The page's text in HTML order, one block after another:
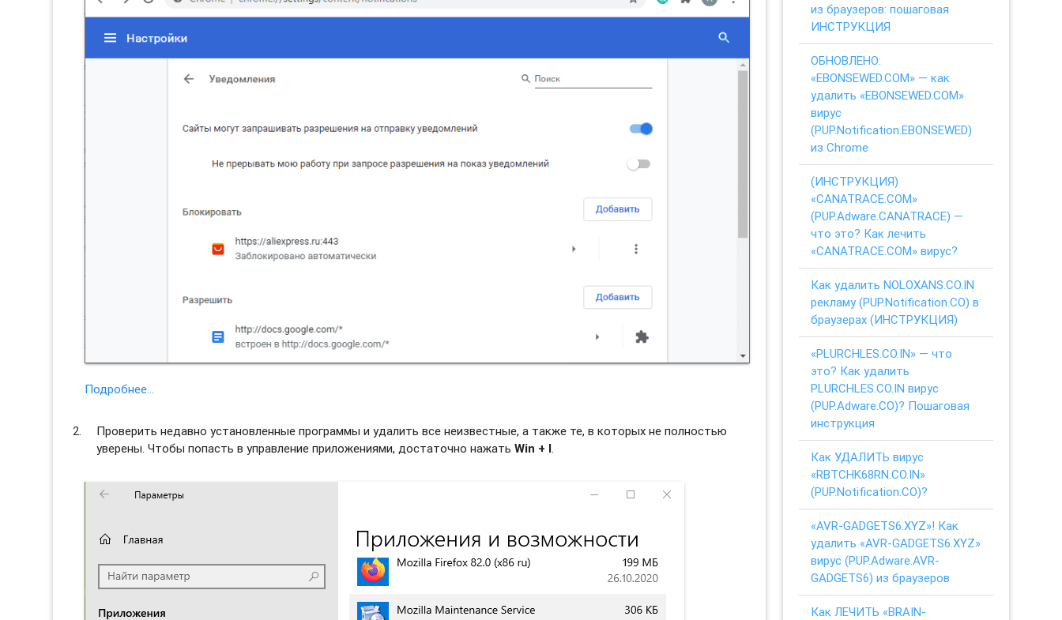
Подробнее…
Проверить недавно установленные программы и удалить все неизвестные, а также те, в которых не полностью
уверены. Чтобы попасть в управление приложениями, достаточно нажатьWin + I
из браузеров: пошаговая
ИНСТРУКЦИЯ
ОБНОВЛЕНО:
«EBONSEWED.COM» — как
удалить «EBONSEWED.COM»
вирус
(PUP.Notification.EBONSEWED)
из Chrome
(ИНСТРУКЦИЯ)
«CANATRACE.COM»
(PUP.Adware.CANATRACE) —
что это? Как лечить
«CANATRACE.COM» вирус?
Как удалить NOLOXANS.CO.IN
рекламу (PUP.Notification.CO) в
браузерах (ИНСТРУКЦИЯ)
«PLURCHLES.CO.IN» — что
это? Как удалить
PLURCHLES.CO.IN вирус
(PUP.Adware.CO)? Пошаговая
инструкция
Как УДАЛИТЬ вирус
«RBTCHK68RN.CO.IN»
(PUP.Notification.CO)?
«AVR-GADGETS6.XYZ»! Как
удалить «AVR-GADGETS6.XYZ»
вирус (PUP.Adware.AVR-
GADGETS6) из браузеров
Как ЛЕЧИТЬ «BRAIN-